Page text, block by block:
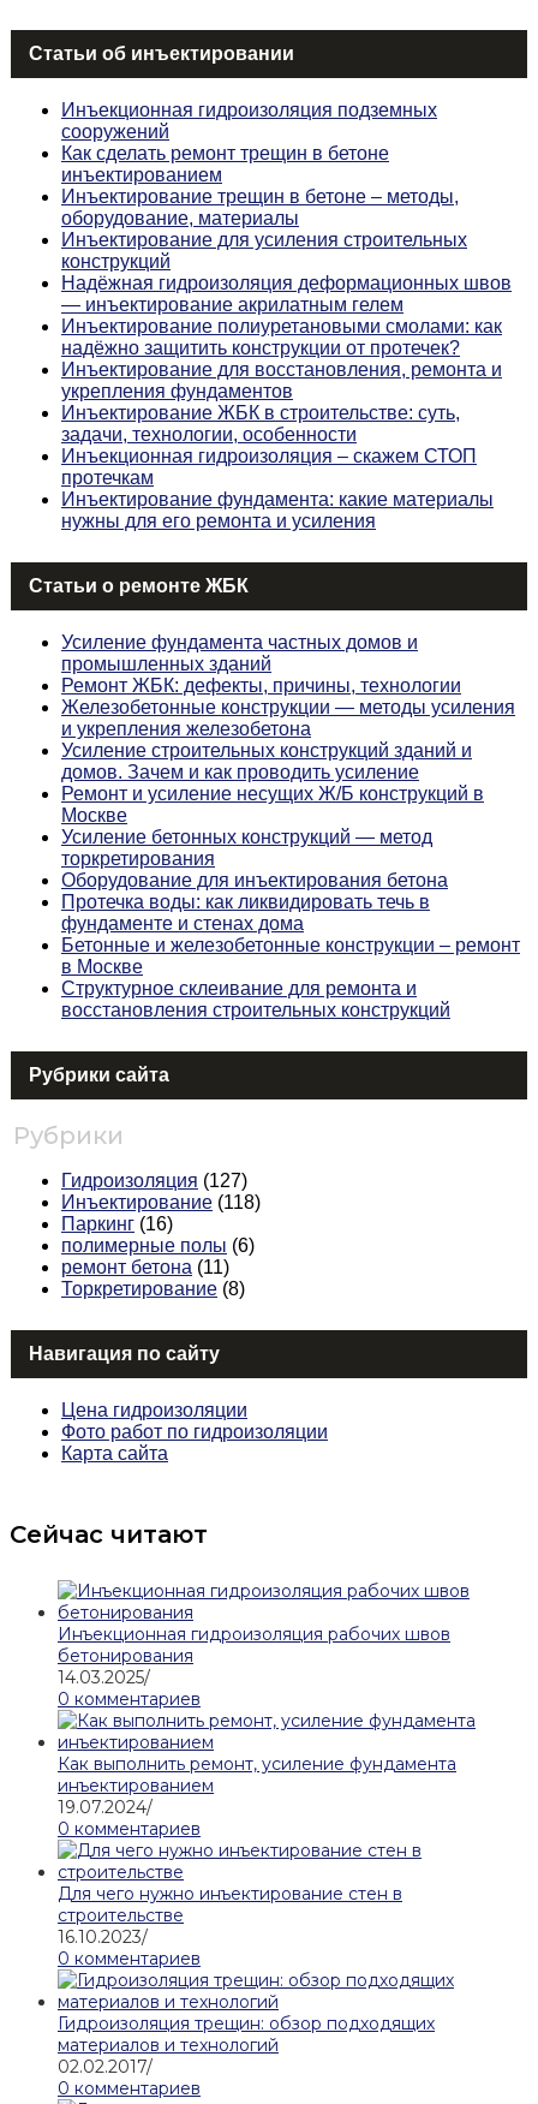
Статьи об инъектировании
Инъекционная гидроизоляция подземных
сооружений
Как сделать ремонт трещин в бетоне
инъектированием
Инъектирование трещин в бетоне – методы,
оборудование, материалы
Инъектирование для усиления строительных
конструкций
Надёжная гидроизоляция деформационных швов
— инъектирование акрилатным гелем
Инъектирование полиуретановыми смолами: как
надёжно защитить конструкции от протечек?
Инъектирование для восстановления, ремонта и
укрепления фундаментов
Инъектирование ЖБК в строительстве: суть,
задачи, технологии, особенности
Инъекционная гидроизоляция – скажем СТОП
протечкам
Инъектирование фундамента: какие материалы
нужны для его ремонта и усиления
Статьи о ремонте ЖБК
Усиление фундамента частных домов и
промышленных зданий
Ремонт ЖБК: дефекты, причины, технологии
Железобетонные конструкции — методы усиления
и укрепления железобетона
Усиление строительных конструкций зданий и
домов. Зачем и как проводить усиление
Ремонт и усиление несущих Ж/Б конструкций в
Москве
Усиление бетонных конструкций — метод
торкретирования
Оборудование для инъектирования бетона
Протечка воды: как ликвидировать течь в
фундаменте и стенах дома
Бетонные и железобетонные конструкции – ремонт
в Москве
Структурное склеивание для ремонта и
восстановления строительных конструкций
Рубрики сайта
Рубрики
Гидроизоляция (127)
Инъектирование (118)
Паркинг (16)
полимерные полы (6)
ремонт бетона (11)
Торкретирование (8)
Навигация по сайту
Цена гидроизоляции
Фото работ по гидроизоляции
Карта сайта
Сейчас читают
Инъекционная гидроизоляция рабочих швов
бетонирования
14.03.2025/
0 комментариев
Как выполнить ремонт, усиление фундамента
инъектированием
19.07.2024/
0 комментариев
Для чего нужно инъектирование стен в
строительстве
16.10.2023/
0 комментариев
Гидроизоляция трещин: обзор подходящих
материалов и технологий
02.02.2017/
0 комментариев